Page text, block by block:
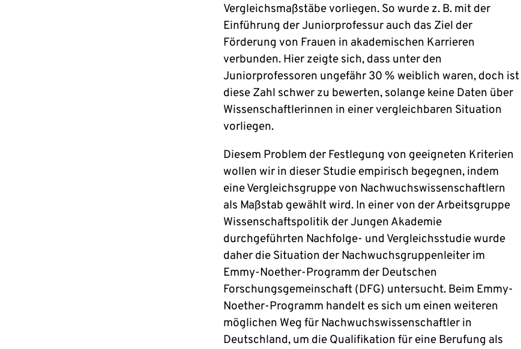
Vergleichsmaßstäbe vorliegen. So wurde z. B. mit der
Einführung der Juniorprofessur auch das Ziel der
Förderung von Frauen in akademischen Karrieren
verbunden. Hier zeigte sich, dass unter den
Juniorprofessoren ungefähr 30 % weiblich waren, doch ist
diese Zahl schwer zu bewerten, solange keine Daten über
Wissenschaftlerinnen in einer vergleichbaren Situation
vorliegen.
Diesem Problem der Festlegung von geeigneten Kriterien
wollen wir in dieser Studie empirisch begegnen, indem
eine Vergleichsgruppe von Nachwuchswissenschaftlern
als Maßstab gewählt wird. In einer von der Arbeitsgruppe
Wissenschaftspolitik der Jungen Akademie
durchgeführten Nachfolge- und Vergleichsstudie wurde
daher die Situation der Nachwuchsgruppenleiter im
Emmy-Noether-Programm der Deutschen
Forschungsgemeinschaft (DFG) untersucht. Beim Emmy-
Noether-Programm handelt es sich um einen weiteren
möglichen Weg für Nachwuchswissenschaftler in
Deutschland, um die Qualifikation für eine Berufung als